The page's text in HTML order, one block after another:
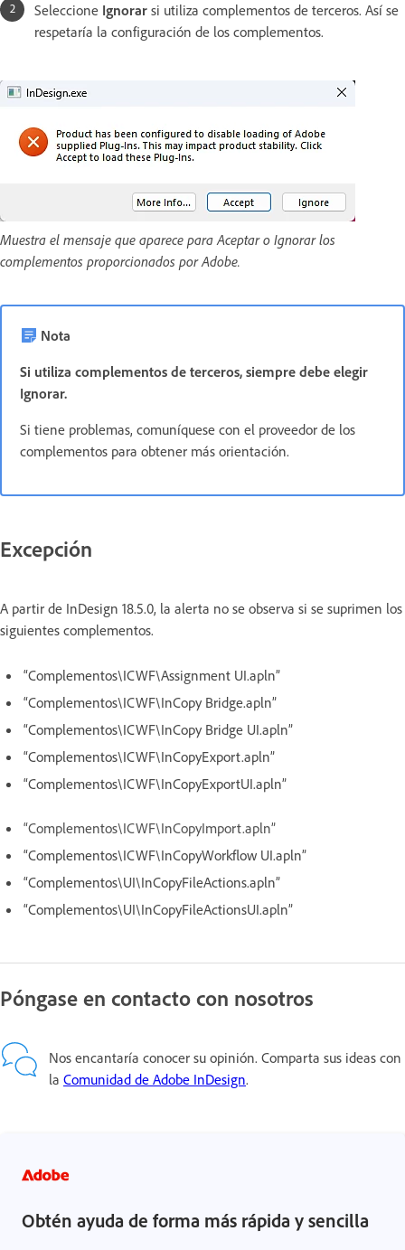
Seleccione Ignorar si utiliza complementos de terceros. Así se
respetaría la configuración de los complementos.
Muestra el mensaje que aparece para Aceptar o Ignorar los
complementos proporcionados por Adobe.
Nota
Si utiliza complementos de terceros, siempre debe elegir
Ignorar.
Si tiene problemas, comuníquese con el proveedor de los
complementos para obtener más orientación.
Excepción
A partir de InDesign 18.5.0, la alerta no se observa si se suprimen los
siguientes complementos.
“Complementos\ICWF\Assignment UI.apln”
“Complementos\ICWF\InCopy Bridge.apln”
“Complementos\ICWF\InCopy Bridge UI.apln”
“Complementos\ICWF\InCopyExport.apln”
“Complementos\ICWF\InCopyExportUI.apln”
“Complementos\ICWF\InCopyImport.apln”
“Complementos\ICWF\InCopyWorkflow UI.apln”
“Complementos\UI\InCopyFileActions.apln”
“Complementos\UI\InCopyFileActionsUI.apln”
Póngase en contacto con nosotros
Nos encantaría conocer su opinión. Comparta sus ideas con
la Comunidad de Adobe InDesign.
Obtén ayuda de forma más rápida y sencilla